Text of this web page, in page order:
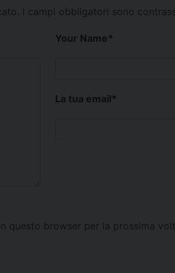
I campi obbligatori sono
Your Name*
La tua email*
questo browser per la prossima